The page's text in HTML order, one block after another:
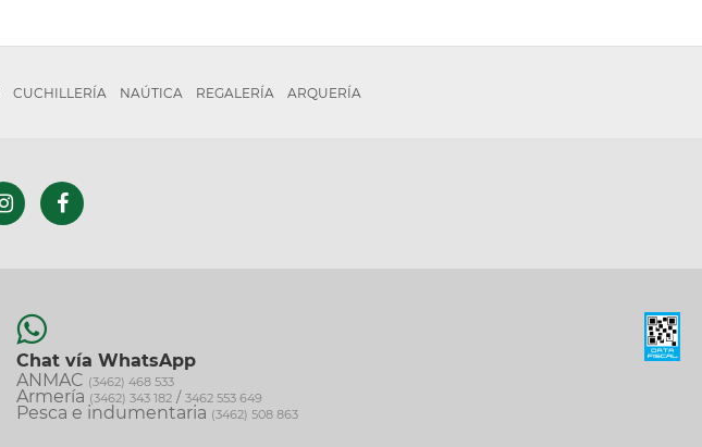
CUCHILLERÍA NAÚTICA REGALERÍA ARQUERÍA
Chat vía WhatsApp
ANMAC (3462) 468 533
Armería (3462) 343 182 / 3462 553 649
Pesca e indumentaria (3462) 508 863